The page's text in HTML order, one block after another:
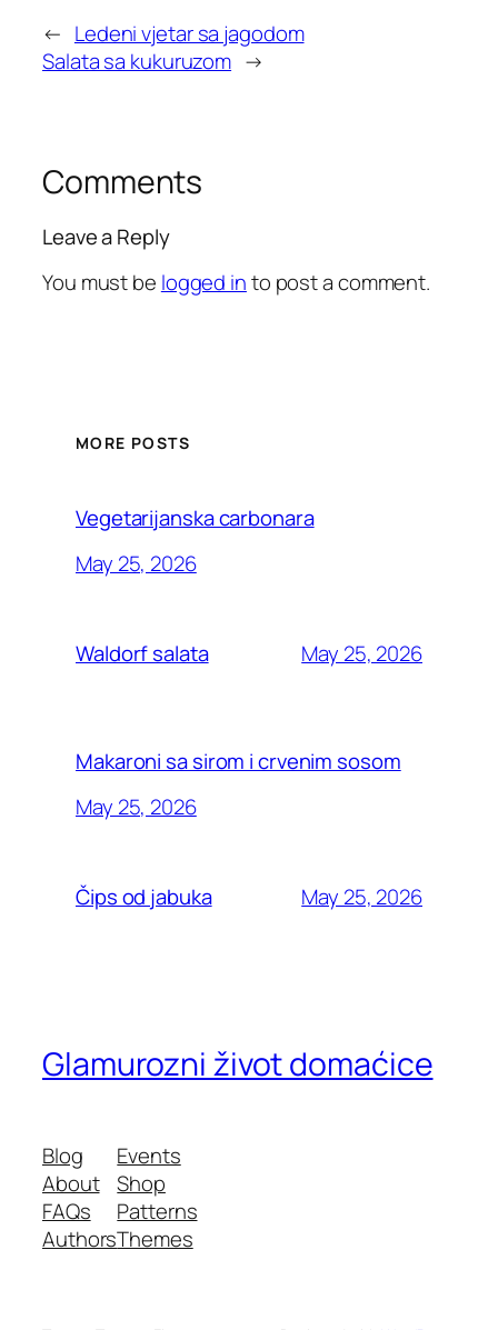
← Ledeni vjetar sa jagodom
Salata sa kukuruzom →
Comments
Leave a Reply
You must be logged into post a comment.
MORE POSTS
Vegetarijanska carbonara
May 25, 2026
Waldorf salata May 25, 2026
Makaroni sa sirom i crvenim sosom
May 25, 2026
Čips od jabuka May 25, 2026
Glamurozni život domaćice
Blog
About
FAQs
Authors
Events
Shop
Patterns
Themes